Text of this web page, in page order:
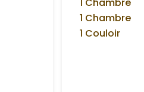
1 Chambre
1 Couloir